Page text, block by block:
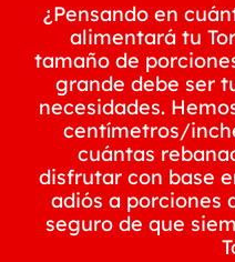
¿Pensando en
alimentará tu
tamaño de
grande debe ser
necesidades.
centímetros/
cuántas
disfrutar con base
adiós a porciones
seguro de que